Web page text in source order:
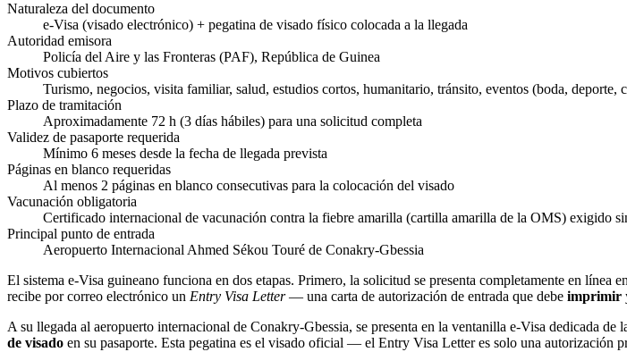
Naturaleza del documento
e-Visa (visado electrónico) + pegatina de visado físico colocada a la llegada
Autoridad emisora
Policía del Aire y las Fronteras (PAF), República de Guinea
Motivos cubiertos
Turismo, negocios, visita familiar, salud, estudios cortos, humanitario, tránsito, eventos (boda, deporte,
Plazo de tramitación
Aproximadamente 72 h (3 días hábiles) para una solicitud completa
Validez de pasaporte requerida
Mínimo 6 meses desde la fecha de llegada prevista
Páginas en blanco requeridas
Al menos 2 páginas en blanco consecutivas para la colocación del visado
Vacunación obligatoria
Certificado internacional de vacunación contra la fiebre amarilla (cartilla amarilla de la OMS) exigido
Principal punto de entrada
Aeropuerto Internacional Ahmed Sékou Touré de Conakry-Gbessia
El sistema e-Visa guineano funciona en dos etapas. Primero, la solicitud se presenta completamente en línea
recibe por correo electrónico un Entry Visa Letter— una carta de autorización de entrada que debe imprimir
A su llegada al aeropuerto internacional de Conakry-Gbessia, se presenta en la ventanilla e-Visa dedicada
de visado en su pasaporte. Esta pegatina es el visado oficial — el Entry Visa Letter es solo una autorización